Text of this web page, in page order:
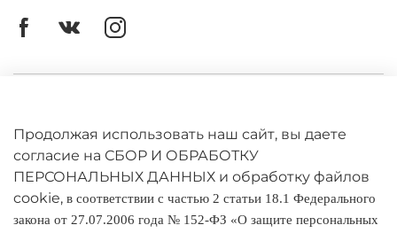
Оферта
Политика конфиденциальности
Оплата и доставка
Продолжая использовать наш сайт, вы даете
согласие на СБОР И ОБРАБОТКУ
ПЕРСОНАЛЬНЫХ ДАННЫХ и обработку файлов
cookie, в соответствии с частью 2 статьи 18.1 Федерального
закона от 27.07.2006 года № 152-ФЗ «О защите персональных